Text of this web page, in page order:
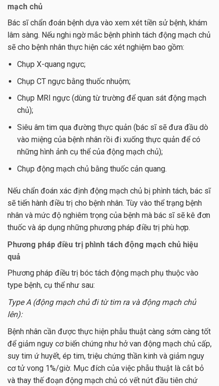
mạch chủ
Bác sĩ chẩn đoán bệnh dựa vào xem xét tiền sử bệnh, khám
lâm sàng. Nếu nghi ngờ mắc bệnh phình tách động mạch chủ
sẽ cho bệnh nhân thực hiện các xét nghiệm bao gồm:
Chụp X-quang ngực;
Chụp CT ngực bằng thuốc nhuộm;
Chụp MRI ngực (dùng từ trường để quan sát động mạch
chủ);
Siêu âm tim qua đường thực quản (bác sĩ sẽ đưa đầu dò
vào miệng của bệnh nhân rồi đi xuống thực quản để có
những hình ảnh cụ thể của động mạch chủ);
Chụp động mạch chủ bằng thuốc cản quang.
Nếu chẩn đoán xác định động mạch chủ bị phình tách, bác sĩ
sẽ tiến hành điều trị cho bệnh nhân. Tùy vào thể trạng bệnh
nhân và mức độ nghiêm trọng của bệnh mà bác sĩ sẽ kê đơn
thuốc và áp dụng những phương pháp điều trị phù hợp.
Phương pháp điều trị phình tách động mạch chủ hiệu
quả
Phương pháp điều trị bóc tách động mạch phụ thuộc vào
type bệnh, cụ thể như sau:
Type A (động mạch chủ đi từ tim ra và động mạch chủ
lên):
Bệnh nhân cần được thực hiện phẫu thuật càng sớm càng tốt
để giảm nguy cơ biến chứng như hở van động mạch chủ cấp,
suy tim ứ huyết, ép tim, triệu chứng thần kinh và giảm nguy
cơ tử vong 1%/giờ. Mục đích của việc phẫu thuật là cắt bỏ
và thay thế đoạn động mạch chủ có vết nứt đầu tiên chứ